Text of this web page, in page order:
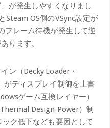
が発生しやすくなりまし
Steam OS側のVSync設定が
フレーム待機が発生して逆
ります。
ン（Decky Loader・
がディスプレイ制御を上書
ゲーム互換レイヤー）
Design Power）制
ク低下なども要因として